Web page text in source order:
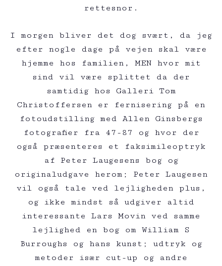
rettesnor.
I morgen bliver det dog svært, da jeg
efter nogle dage på vejen skal være
hjemme hos familien, MEN hvor mit
sind vil være splittet da der
samtidig hos Galleri Tom
Christoffersen er fernisering på en
fotoudstilling med Allen Ginsbergs
fotografier fra 47-87 og hvor der
også præsenteres et faksimileoptryk
af Peter Laugesens bog og
originaludgave herom; Peter Laugesen
vil også tale ved lejligheden plus,
og ikke mindst så udgiver altid
interessante Lars Movin ved samme
lejlighed en bog om William S
Burroughs og hans kunst; udtryk og
metoder især cut-up og andre